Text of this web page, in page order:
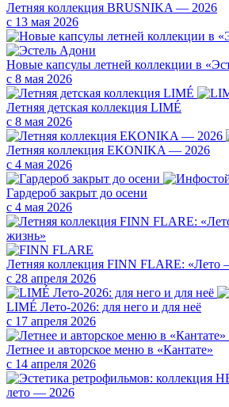
Летняя коллекция BRUSNIKA — 2026
с 13 мая 2026
Новые капсулы летней коллекции в
с 8 мая 2026
Летняя детская коллекция LIMÉ
с 8 мая 2026
Летняя коллекция EKONIKA — 2026
с 4 мая 2026
Гардероб закрыт до осени
с 4 мая 2026
Летняя коллекция FINN FLARE: «Лето
с 28 апреля 2026
LIMÉ Лето-2026: для него и для неё
с 17 апреля 2026
Летнее и авторское меню в «Кантате»
с 14 апреля 2026